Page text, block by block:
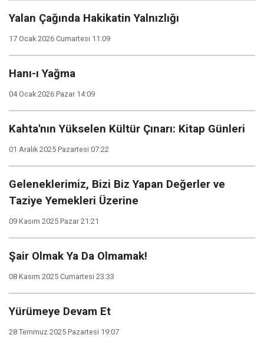
Yalan Çağında Hakikatin Yalnızlığı
17 Ocak 2026 Cumartesi 11:09
Hanı-ı Yağma
04 Ocak 2026 Pazar 14:09
Kahta'nın Yükselen Kültür Çınarı: Kitap Günleri
01 Aralık 2025 Pazartesi 07:22
Geleneklerimiz, Bizi Biz Yapan Değerler ve
Taziye Yemekleri Üzerine
09 Kasım 2025 Pazar 21:21
Şair Olmak Ya Da Olmamak!
08 Kasım 2025 Cumartesi 23:33
Yürümeye Devam Et
28 Temmuz 2025 Pazartesi 19:07